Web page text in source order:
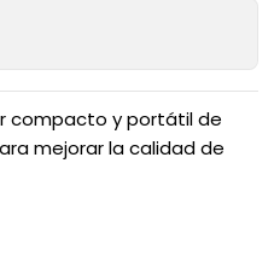
compacto y portátil de
mejorar la calidad de